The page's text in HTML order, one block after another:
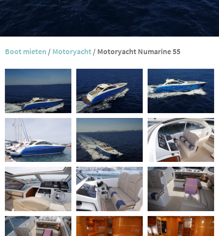
Boot mieten / Motoryacht / Motoryacht Numarine 55